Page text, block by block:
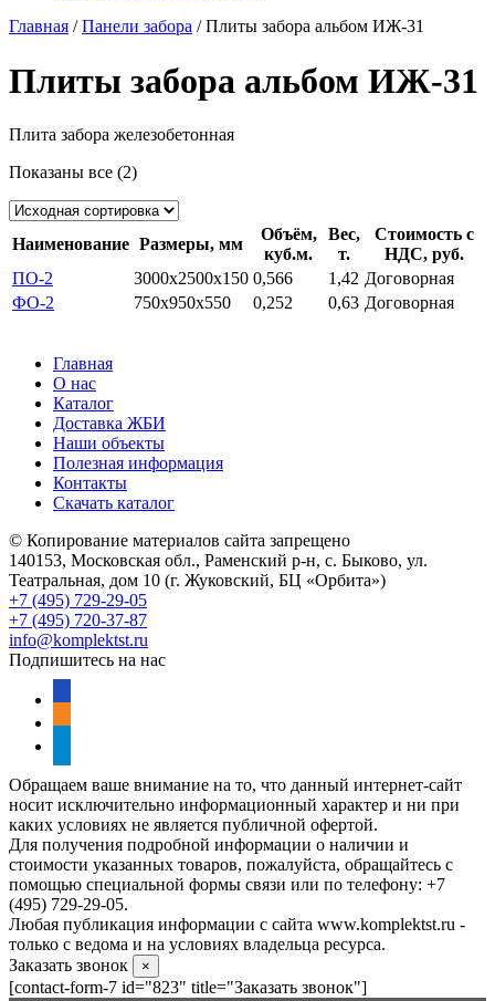
Главная /Панели забора / Плиты забора альбом ИЖ-31
Плиты забора альбом ИЖ-31
Плита забора железобетонная
Показаны все (2)
Наименование Размеры, мм
Объём,
куб.м.
Вес,
т.
Стоимость с
НДС, руб.
ПО-2
3000х2500х150 0,566 1,42 Договорная
ФО-2
750х950х550 0,252 0,63 Договорная
Главная
О нас
Каталог
Доставка ЖБИ
Наши объекты
Полезная информация
Контакты
Скачать каталог
© Копирование материалов сайта запрещено
140153, Московская обл., Раменский р-н, с. Быково, ул.
Театральная, дом 10 (г. Жуковский, БЦ «Орбита»)
+7 (495) 729-29-05
+7 (495) 720-37-87
info@komplektst.ru
Подпишитесь на нас
Обращаем ваше внимание на то, что данный интернет-сайт
носит исключительно информационный характер и ни при
каких условиях не является публичной офертой.
Для получения подробной информации о наличии и
стоимости указанных товаров, пожалуйста, обращайтесь с
помощью специальной формы связи или по телефону: +7
(495) 729-29-05.
Любая публикация информации с сайта www.komplektst.ru -
только с ведома и на условиях владельца ресурса.
Заказать звонок
×
[contact-form-7 id="823" title="Заказать звонок"]